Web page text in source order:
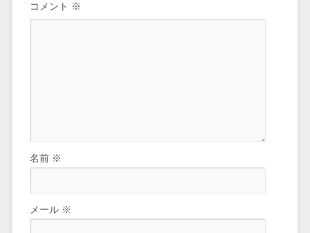
コメント ※
名前 ※
メール ※